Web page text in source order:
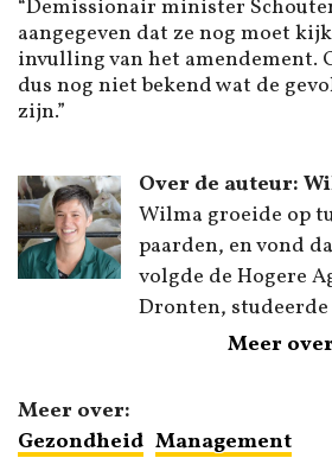
“Demissionair minister
aangegeven dat ze nog moet
invulling van het amendement.
dus nog niet bekend wat de
zijn.”
Over de auteur:
Wilma groeide op
paarden, en vond
volgde de Hogere
Dronten, studeerde
Meer
Meer over:
Gezondheid Management